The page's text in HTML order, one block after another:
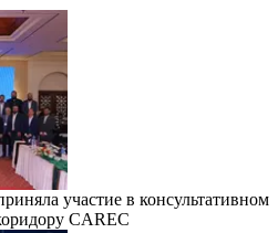
участие в консультативном
CAREC